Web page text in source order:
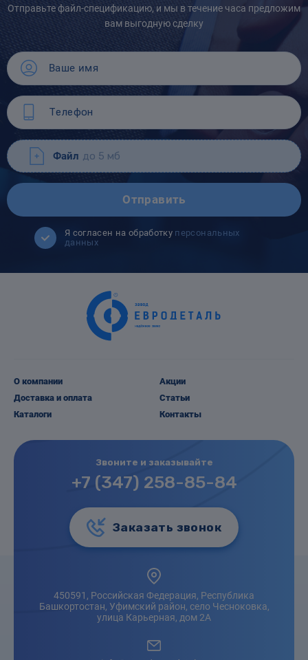
Отправьте файл-спецификацию, и мы в течение часа предложим
вам выгодную сделку
Файл до 5 мб
Отправить
Я согласен на обработку персональных
данных
О компании
Доставка и оплата
Каталоги
Акции
Статьи
Контакты
Звоните и заказывайте
+7 (347) 258-85-84
Заказать звонок
450591, Российская Федерация, Республика
Башкортостан, Уфимский район, село Чесноковка,
улица Карьерная, дом 2А